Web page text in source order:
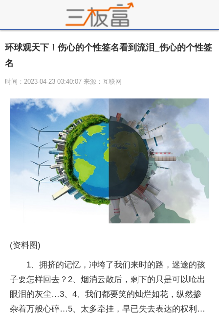
环球观天下！伤心的个性签名看到流泪_伤心的个性签
名
时间：2023-04-23 03:40:07 来源：互联网
(资料图)
1、拥挤的记忆，冲垮了我们来时的路，迷途的孩
子要怎样回去？2、烟消云散后，剩下的只是可以呛出
眼泪的灰尘…3、4、我们都要笑的灿烂如花，纵然掺
杂着万般心碎…5、太多牵挂，早已失去表达的权利…